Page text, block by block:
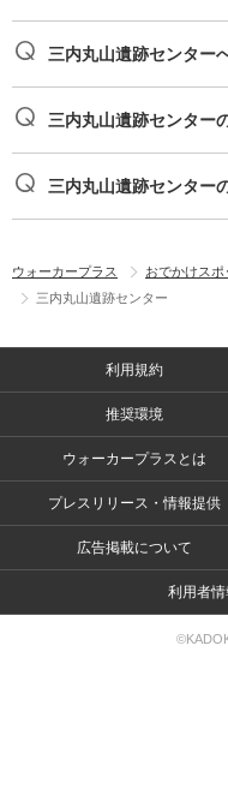
三内丸山遺跡センター
三内丸山遺跡センター
三内丸山遺跡センター
ウォーカープラス おでかけスポ
三内丸山遺跡センター
利用規約
推奨環境
ウォーカープラスとは
プレスリリース・情報提供
広告掲載について
利用者